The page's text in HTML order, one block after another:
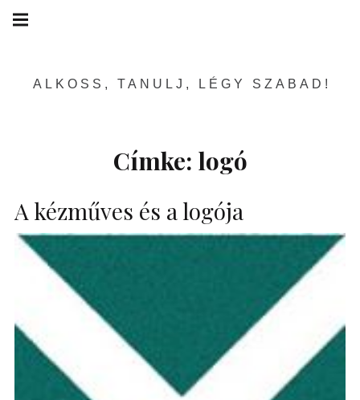
Skip
ALKOSS, TANULJ, LÉGY SZABAD!
navigation
Címke: logó
A kézműves és a logója